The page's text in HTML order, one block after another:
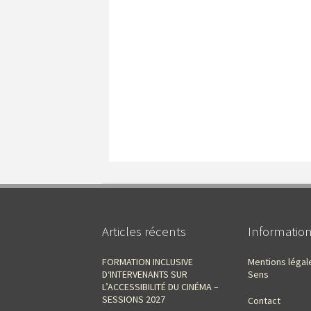
Articles récents
FORMATION INCLUSIVE
D‘INTERVENANTS SUR
L’ACCESSIBILITÉ DU CINÉMA –
SESSIONS 2027
Mentions
Sens
Contact